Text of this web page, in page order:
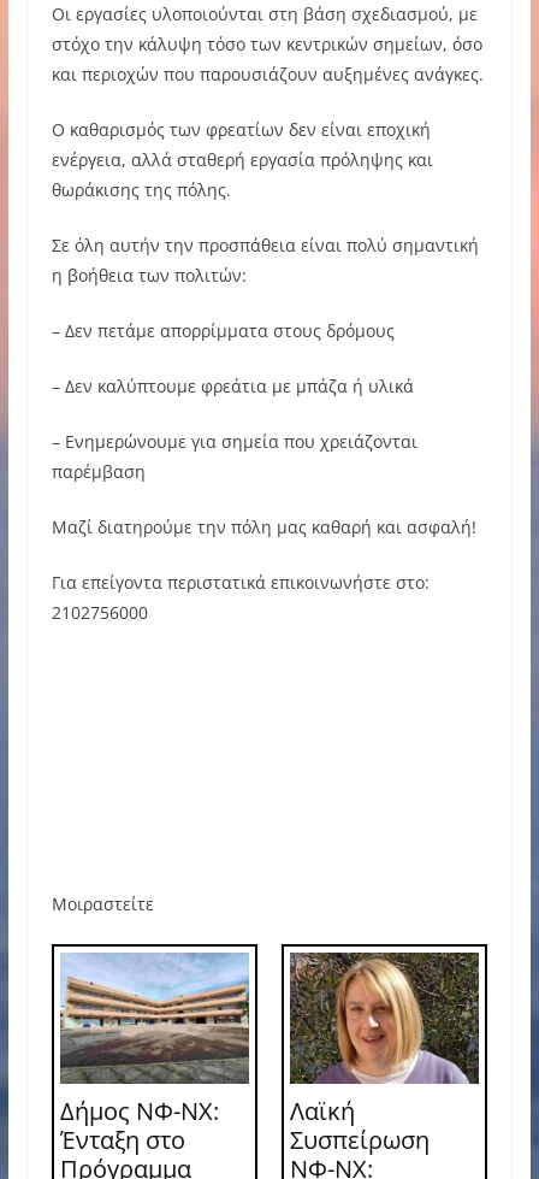
Οι εργασίες υλοποιούνται στη βάση σχεδιασμού, με
στόχο την κάλυψη τόσο των κεντρικών σημείων, όσο
και περιοχών που παρουσιάζουν αυξημένες ανάγκες.
Ο καθαρισμός των φρεατίων δεν είναι εποχική
ενέργεια, αλλά σταθερή εργασία πρόληψης και
θωράκισης της πόλης.
Σε όλη αυτήν την προσπάθεια είναι πολύ σημαντική
η βοήθεια των πολιτών:
– Δεν πετάμε απορρίμματα στους δρόμους
– Δεν καλύπτουμε φρεάτια με μπάζα ή υλικά
– Ενημερώνουμε για σημεία που χρειάζονται
παρέμβαση
Μαζί διατηρούμε την πόλη μας καθαρή και ασφαλή!
Για επείγοντα περιστατικά επικοινωνήστε στο:
2102756000
Μοιραστείτε
Δήμος ΝΦ-ΝΧ:
Ένταξη στο
Πρόγραμμα
Λαϊκή
Συσπείρωση
ΝΦ-ΝΧ: